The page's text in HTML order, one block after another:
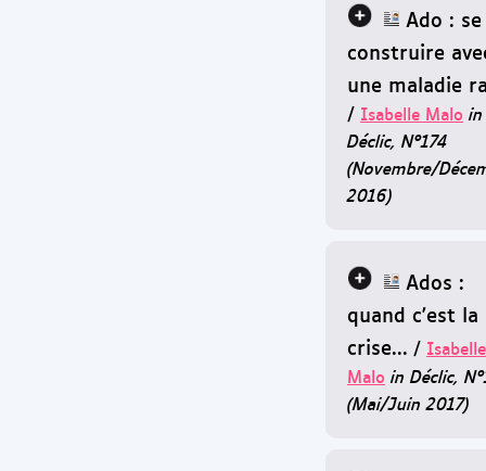
Ado : se
construire
une maladie
/ Isabelle Malo in
Déclic, N°174
(Novembre/
2016)
Ados :
quand c'est la
crise... / Isabelle
Malo in Déclic,
(Mai/Juin 2017)